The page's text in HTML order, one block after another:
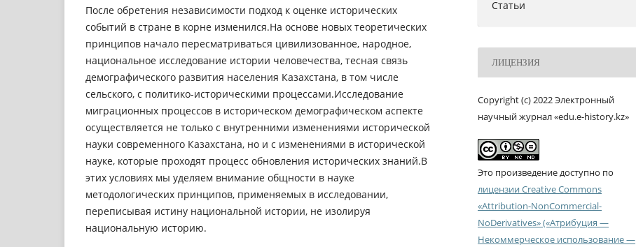
После обретения независимости подход к оценке исторических
событий в стране в корне изменился.На основе новых теоретических
принципов начало пересматриваться цивилизованное, народное,
национальное исследование истории человечества, тесная связь
демографического развития населения Казахстана, в том числе
сельского, с политико-историческими процессами.Исследование
миграционных процессов в историческом демографическом аспекте
осуществляется не только с внутренними изменениями исторической
науки современного Казахстана, но и с изменениями в исторической
науке, которые проходят процесс обновления исторических знаний.В
этих условиях мы уделяем внимание общности в науке
методологических принципов, применяемых в исследовании,
переписывая истину национальной истории, не изолируя
национальную историю.
Статьи
ЛИЦЕНЗИЯ
Copyright (c) 2022 Электронный
научный журнал «edu.e-history.kz»
Это произведение доступно по
лицензии Creative Commons
«Attribution-NonCommercial-
NoDerivatives» («Атрибуция —
Некоммерческое использование —